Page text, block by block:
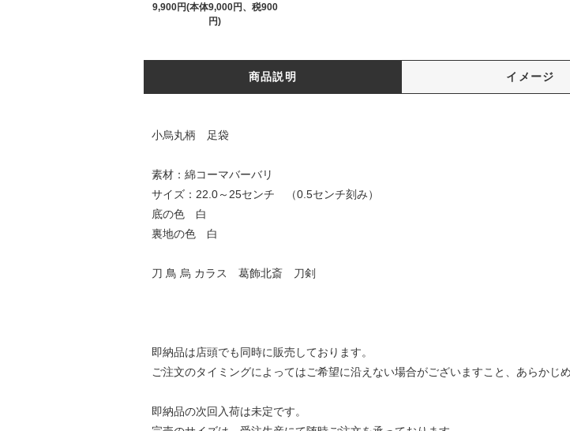
9,900円(本体9,000円、税900
円)
商品説明 イメージ
小烏丸柄 足袋
素材：綿コーマバーバリ
サイズ：22.0～25センチ （0.5センチ刻み）
底の色 白
裏地の色 白
刀 鳥 烏 カラス 葛飾北斎 刀剣
即納品は店頭でも同時に販売しております。
ご注文のタイミングによってはご希望に沿えない場合がございますこと、あらかじ
即納品の次回入荷は未定です。